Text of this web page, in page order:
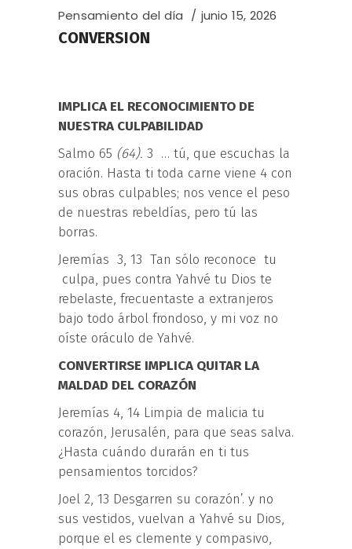
Pensamiento del día junio 15, 2026
CONVERSION
IMPLICA EL RECONOCIMIENTO DE
NUESTRA CULPABILIDAD
Salmo 65 (64). 3 … tú, que escuchas la
oración. Hasta ti toda carne viene 4 con
sus obras culpables; nos vence el peso
de nuestras rebeldías, pero tú las
borras.
Jeremías 3, 13 Tan sólo reconoce tu
culpa, pues contra Yahvé tu Dios te
rebelaste, frecuentaste a extranjeros
bajo todo árbol frondoso, y mi voz no
oíste oráculo de Yahvé.
CONVERTIRSE IMPLICA QUITAR LA
MALDAD DEL CORAZÓN
Jeremías 4, 14 Limpia de malicia tu
corazón, Jerusalén, para que seas salva.
¿Hasta cuándo durarán en ti tus
pensamientos torcidos?
Joel 2, 13 Desgarren su corazón’. y no
sus vestidos, vuelvan a Yahvé su Dios,
porque el es clemente y compasivo,